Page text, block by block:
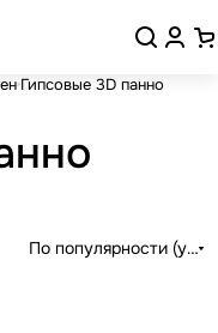
Гипсовые 3D панно
По популярности